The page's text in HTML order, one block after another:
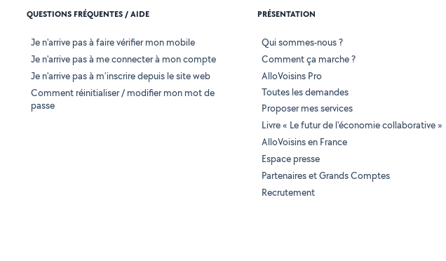
QUESTIONS FRÉQUENTES / AIDE
Je n'arrive pas à faire vérifier mon mobile
Je n'arrive pas à me connecter à mon compte
Je n'arrive pas à m'inscrire depuis le site web
Comment réinitialiser / modifier mon mot de
passe
PRÉSENTATION
Qui sommes-nous ?
Comment ça marche ?
AlloVoisins Pro
Toutes les demandes
Proposer mes services
Livre « Le futur de l'économie collaborative »
AlloVoisins en France
Espace presse
Partenaires et Grands Comptes
Recrutement